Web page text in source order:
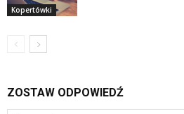
Kopertówki
ZOSTAW ODPOWIEDŹ